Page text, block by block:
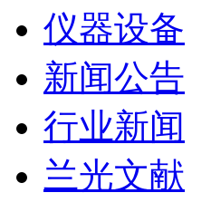
仪器设备
新闻公告
行业新闻
兰光文献